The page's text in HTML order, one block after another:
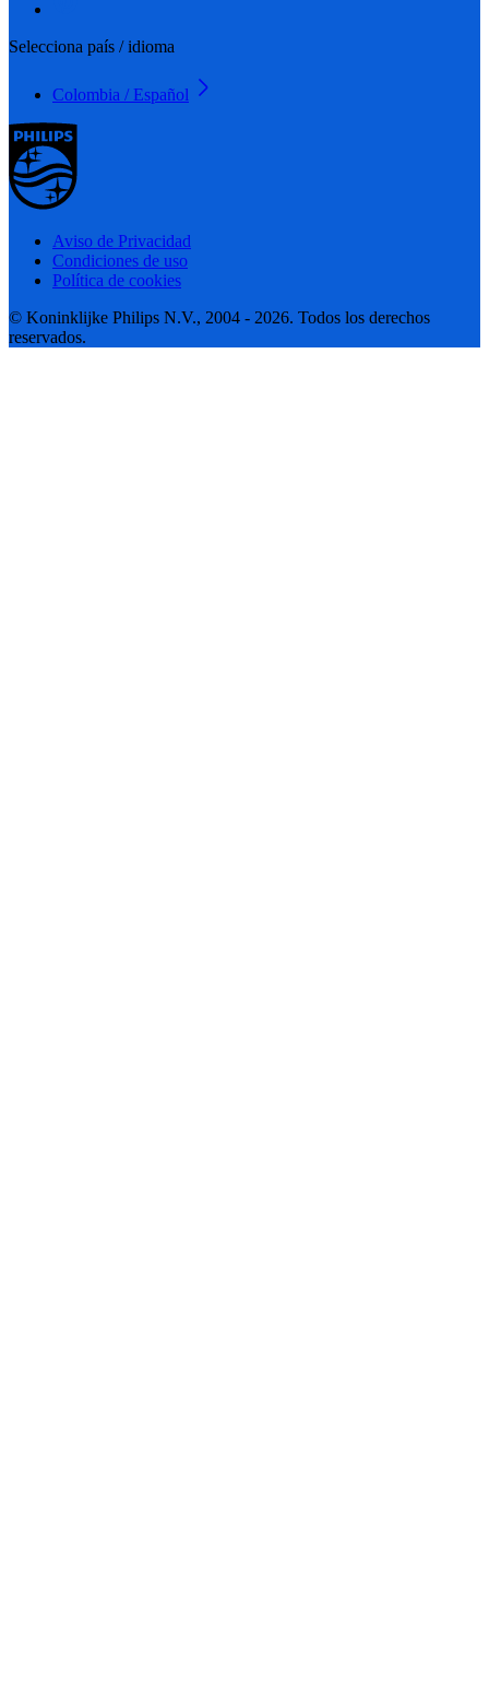
Selecciona país / idioma
Colombia / Español
Aviso de Privacidad
Condiciones de uso
Política de cookies
© Koninklijke Philips N.V., 2004 - 2026. Todos los derechos
reservados.